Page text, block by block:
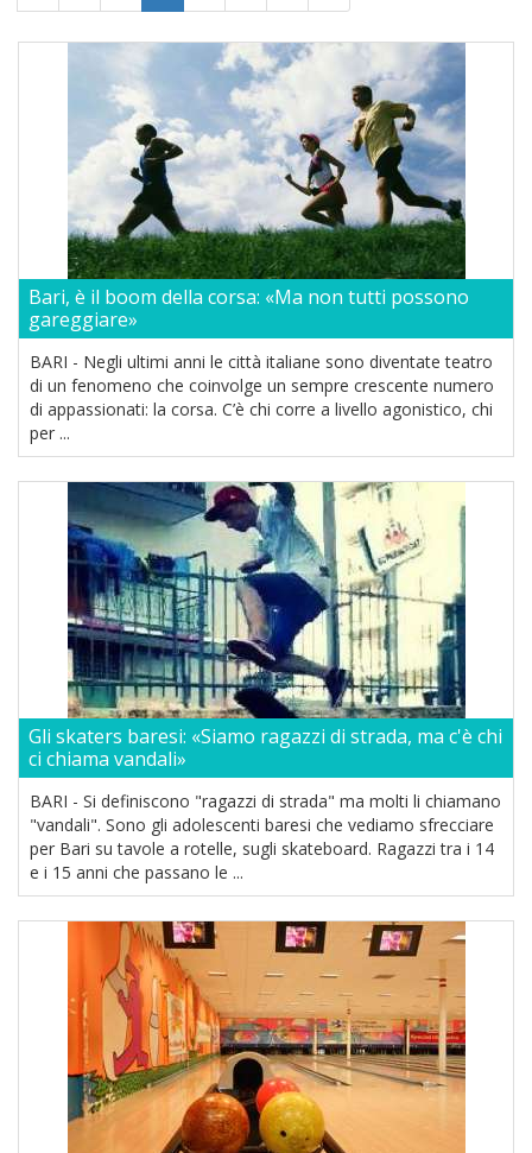
Bari, è il boom della corsa: «Ma non tutti possono
gareggiare»
BARI - Negli ultimi anni le città italiane sono diventate teatro
di un fenomeno che coinvolge un sempre crescente numero
di appassionati: la corsa. C’è chi corre a livello agonistico, chi
per ...
Gli skaters baresi: «Siamo ragazzi di strada, ma c'è chi
ci chiama vandali»
BARI - Si definiscono "ragazzi di strada" ma molti li chiamano
"vandali". Sono gli adolescenti baresi che vediamo sfrecciare
per Bari su tavole a rotelle, sugli skateboard. Ragazzi tra i 14
e i 15 anni che passano le ...